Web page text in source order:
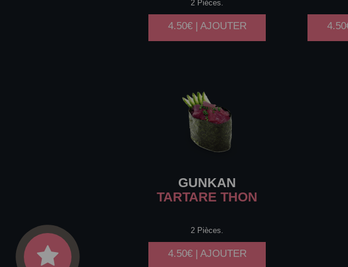
2 Pièces.
4.50€ | AJOUTER
GUNKAN
TARTARE THON
2 Pièces.
4.50€ | AJOUTER